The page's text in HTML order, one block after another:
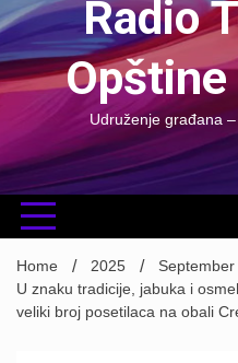
Radio
Opštine
Udruženje građana
Home 2025 September
U znaku tradicije, jabuka i
veliki broj posetilaca na obali